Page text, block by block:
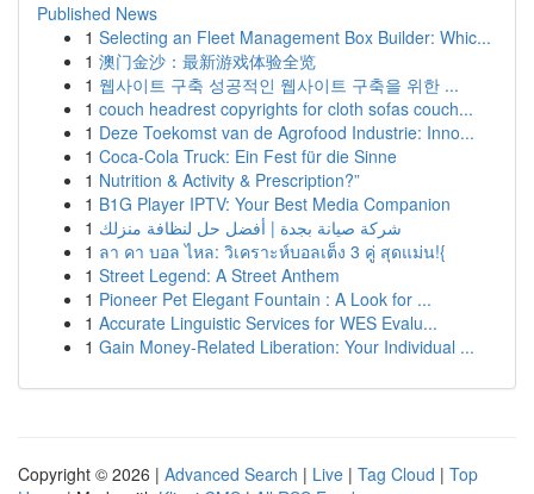
Published News
1 Selecting an Fleet Management Box Builder: Whic...
1 澳门金沙：最新游戏体验全览
1 웹사이트 구축 성공적인 웹사이트 구축을 위한 ...
1 couch headrest copyrights for cloth sofas couch...
1 Deze Toekomst van de Agrofood Industrie: Inno...
1 Coca-Cola Truck: Ein Fest für die Sinne
1 Nutrition & Activity & Prescription?”
1 B1G Player IPTV: Your Best Media Companion
1 شركة صيانة بجدة | أفضل حل لنظافة منزلك
1 ลา คา บอล ไหล: วิเคราะห์บอลเต็ง 3 คู่ สุดแม่น!{
1 Street Legend: A Street Anthem
1 Pioneer Pet Elegant Fountain : A Look for ...
1 Accurate Linguistic Services for WES Evalu...
1 Gain Money-Related Liberation: Your Individual ...
Copyright © 2026 | Advanced Search | Live | Tag Cloud | Top